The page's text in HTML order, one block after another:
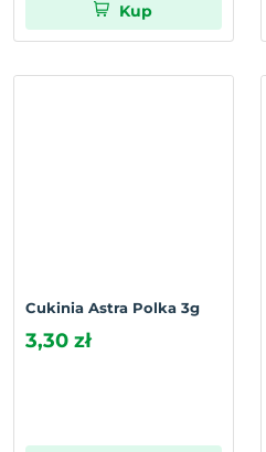
Kup
Cukinia Astra Polka 3g
3,30 zł